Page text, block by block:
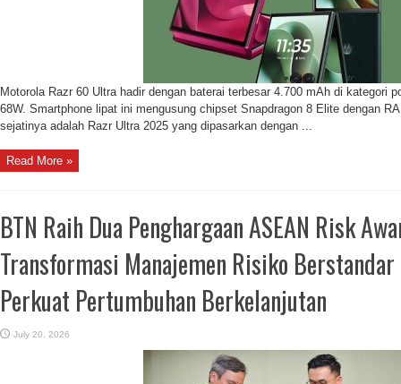
Motorola Razr 60 Ultra hadir dengan baterai terbesar 4.700 mAh di kategori
68W. Smartphone lipat ini mengusung chipset Snapdragon 8 Elite dengan
sejatinya adalah Razr Ultra 2025 yang dipasarkan dengan ...
Read More »
BTN Raih Dua Penghargaan ASEAN Risk
Transformasi Manajemen Risiko
Perkuat Pertumbuhan Berkelanjutan
July 20, 2026